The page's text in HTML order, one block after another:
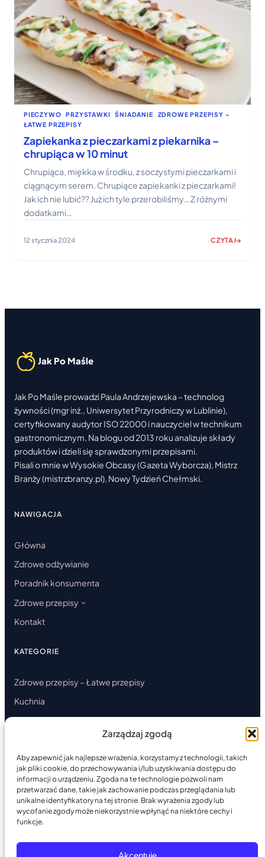
Zarządzaj zgodą
Aby zapewnić jak najlepsze wrażenia, korzystamy z technologii, takich
jak pliki cookie, do przechowywania i/lub uzyskiwania dostępu do
informacji o urządzeniu. Zgoda na te technologie pozwoli nam
przetwarzać dane, takie jak zachowanie podczas przeglądania lub
unikalne identyfikatory na tej stronie. Brak wyrażenia zgody lub
wycofanie zgody może niekorzystnie wpłynąć na niektóre cechy i
funkcje.
BEZ
GLUTENU
PIECZYWO , PRZYSTAWKI , ŚNIADANIE
ZDROWE PRZEPISY –
ŁATWE PRZEPISY
Zapiekanka z pieczarkami z piekarnika –
chrupiąca w 10 minut
Chrupiąca, miękka w środku, z soczystymi pieczarkami i
ciągnącym serem. Chrupiące zapiekanki z pieczarkami!
Jak ich nie lubić?? Już ich tyle przerobiliśmy… Z różnymi
dodatkami…
12 stycznia 2024 CZYTAJ
:
Jak Po Maśle
Jak Po Maśle prowadzi Paula Andrzejewska – technolog
żywności (mgr inż., Uniwersytet Przyrodniczy w Lublinie),
certyfikowany audytor ISO 22000 i nauczyciel w technikum
gastronomicznym. Na blogu od 2013 roku analizuje składy
produktów i dzieli się sprawdzonymi przepisami.
Pisali o mnie w Wysokie Obcasy (Gazeta Wyborcza), Mistrz
Branży (mistrzbranzy.pl), Nowy Tydzień Chełmski.
NAWIGACJA
Główna
Zdrowe odżywianie
Poradnik konsumenta
Zdrowe przepisy
Kontakt
KATEGORIE
Zdrowe przepisy – Łatwe przepisy
Kuchnia
Ciasta
Przystawki
Desery
Okazjonalna
Artykuł sponsorowany